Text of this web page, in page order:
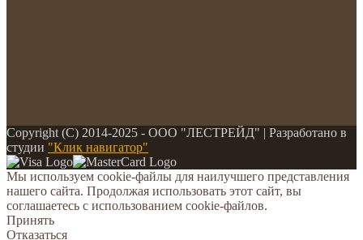
Copyright (С) 2014-2025 - ООО "ЛЕСТРЕЙД" | Разработано в
студии "Клик навигатор"
Мы используем cookie-файлы для наилучшего представления
нашего сайта. Продолжая использовать этот сайт, вы
соглашаетесь с использованием cookie-файлов.
Принять
Отказаться